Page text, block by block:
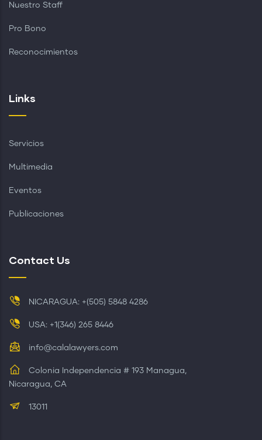
Nuestro Staff
Pro Bono
Reconocimientos
Links
Servicios
Multimedia
Eventos
Publicaciones
Contact Us
NICARAGUA: +(505) 5848 4286
USA: +1(346) 265 8446
info@calalawyers.com
Colonia Independencia # 193 Managua,
Nicaragua, CA
13011